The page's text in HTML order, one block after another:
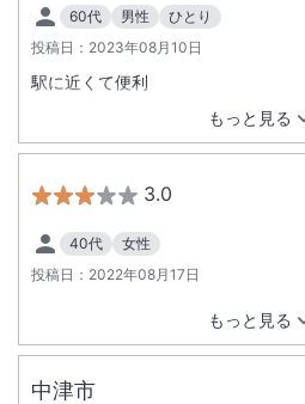
60代 男性
ひとり
投稿日： 2023年08月10日
もっと見る
駅に近くて便利
3.0
40代
女性
投稿日： 2022年08月17日
もっと見る
中津市